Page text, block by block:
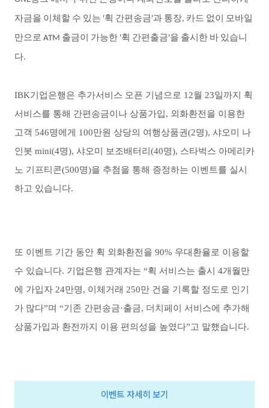
자금을 이체할 수 있는 '휙 간편송금'과 통장, 카드 없이
모바일
만으로 ATM 출금이 가능한 '휙 간편출금'을 출시한 바 있습니
다.
IBK기업은행은 추가서비스 오픈 기념으로 12월 23일까지 휙
서비스를 통해 간편송금이나 상품가입, 외화환전을 이용한
고객 546명에게 100만원 상당의 여행상품권(2명), 샤오미 나
인봇 mini(4명), 샤오미 보조배터리 (40명), 스타벅스 아메리카
노 기프티콘(500명)을 추첨을 통해 증정하는 이벤트를 실시
하고 있습니다.
또 이벤트 기간 동안 휙 외화환전을 90% 우대환율로 이용할
수 있습니다. 기업은행 관계자는 “휙 서비스는 출시 4개월만
에 가입자 24만명, 이체거래 250만 건을 기록할 정도로 인기
가 많다”며 “기존 간편송금·출금, 더치페이 서비스에 추가해
상품가입과 환전까지 이용 편의성을 높였다”고 말했습니다.
이벤트 자세히 보기